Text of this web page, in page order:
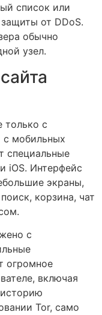
список или
от DDoS.
обычно
узел.
только с
с мобильных
специальные
iOS. Интерфейс
экраны,
корзина, чат
с
огромное
включая
Tor, само